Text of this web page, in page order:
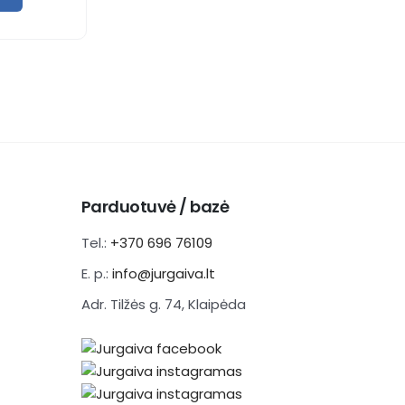
Parduotuvė / bazė
Tel.: +370 696 76109
E. p.: info@jurgaiva.lt
Adr. Tilžės g. 74, Klaipėda